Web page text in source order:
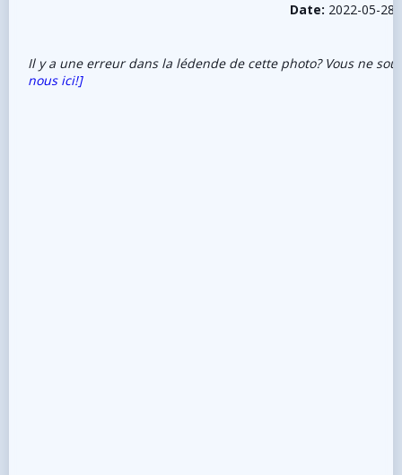
Date: 2022-05-28
Il y a une erreur dans la lédende de cette photo? Vous ne
nous ici!]